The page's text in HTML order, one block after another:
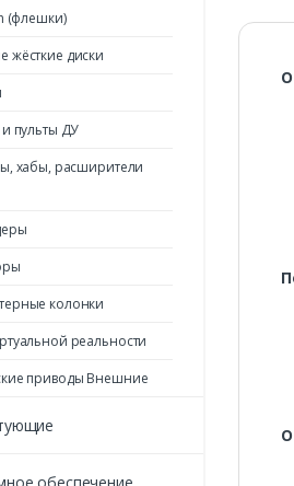
(флешки)
жёсткие диски
пульты ДУ
хабы, расширители
колонки
реальности
приводы Внешние